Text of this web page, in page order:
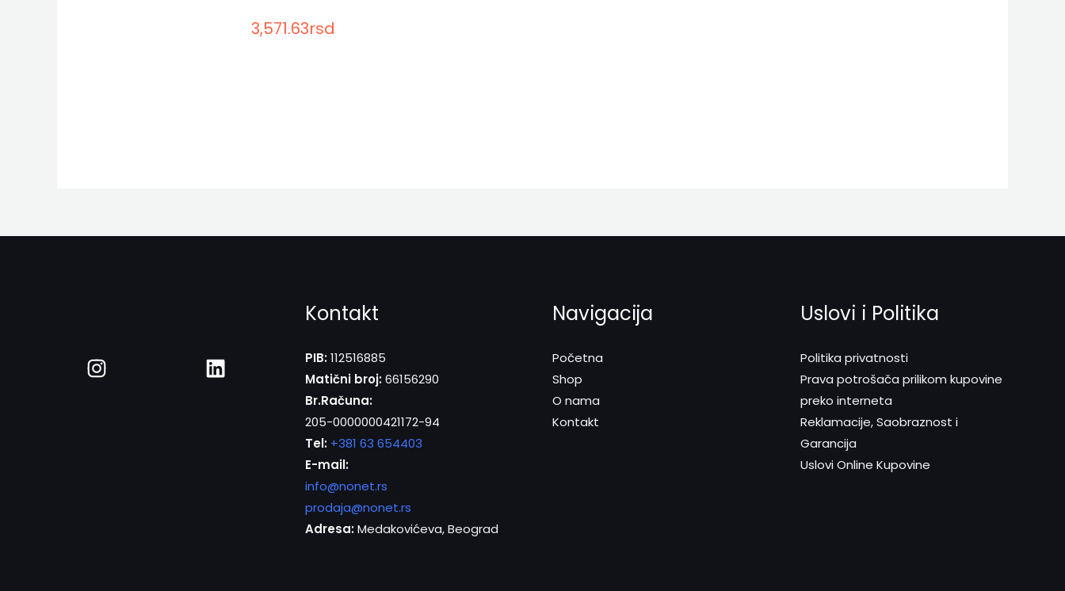
3,571.63rsd
Kontakt
PIB:112516885
Matični broj:66156290
Br.Računa:
205-0000000421172-94
Tel: +381 63 654403
E-mail:
info@nonet.rs
prodaja@nonet.rs
Adresa:Medakovićeva, Beograd
Navigacija
Početna
Shop
O nama
Kontakt
Uslovi i Politika
Politika privatnosti
Prava potrošača prilikom kupovine
preko interneta
Reklamacije, Saobraznost i
Garancija
Uslovi Online Kupovine